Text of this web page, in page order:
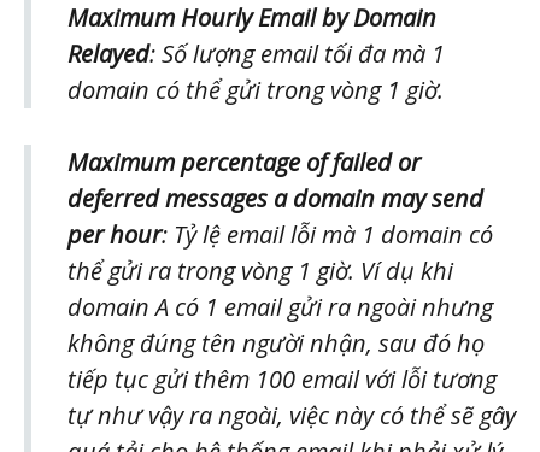
Maximum Hourly Email by Domain
Relayed: Số lượng email tối đa mà 1
domain có thể gửi trong vòng 1 giờ.
Maximum percentage of failed or
deferred messages a domain may send
per hour: Tỷ lệ email lỗi mà 1 domain có
thể gửi ra trong vòng 1 giờ. Ví dụ khi
domain A có 1 email gửi ra ngoài nhưng
không đúng tên người nhận, sau đó họ
tiếp tục gửi thêm 100 email với lỗi tương
tự như vậy ra ngoài, việc này có thể sẽ gây